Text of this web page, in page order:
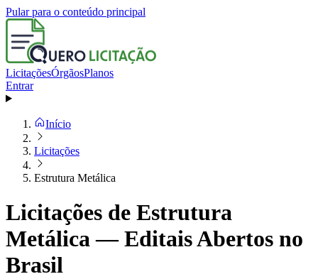
Pular para o conteúdo principal
LicitaçõesÓrgãosPlanos
Entrar
Início
Licitações
Estrutura Metálica
Licitações de Estrutura
Metálica — Editais Abertos no
Brasil